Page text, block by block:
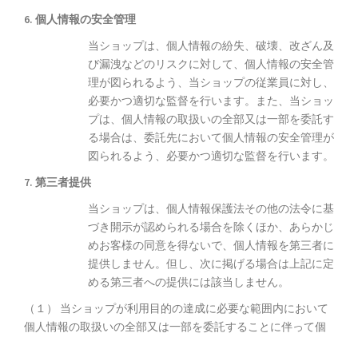
6. 個人情報の安全管理
当ショップは、個人情報の紛失、破壊、改ざん及
び漏洩などのリスクに対して、個人情報の安全管
理が図られるよう、当ショップの従業員に対し、
必要かつ適切な監督を行います。また、当ショッ
プは、個人情報の取扱いの全部又は一部を委託す
る場合は、委託先において個人情報の安全管理が
図られるよう、必要かつ適切な監督を行います。
7. 第三者提供
当ショップは、個人情報保護法その他の法令に基
づき開示が認められる場合を除くほか、あらかじ
めお客様の同意を得ないで、個人情報を第三者に
提供しません。但し、次に掲げる場合は上記に定
める第三者への提供には該当しません。
（１） 当ショップが利用目的の達成に必要な範囲内において
個人情報の取扱いの全部又は一部を委託することに伴って個